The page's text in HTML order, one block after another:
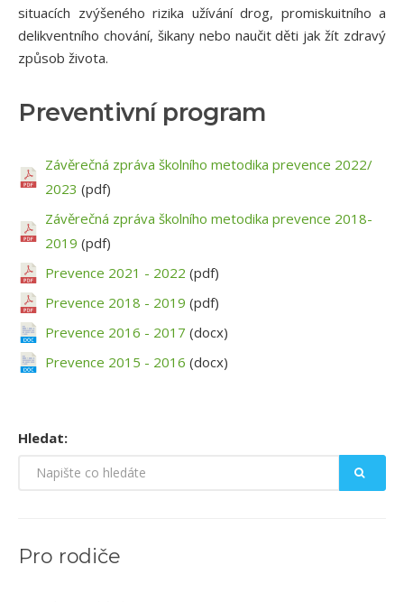
situacích zvýšeného rizika užívání drog, promiskuitního a
delikventního chování, šikany nebo naučit děti jak žít zdravý
způsob života.
Preventivní program
Závěrečná zpráva školního metodika prevence 2022/
2023 (pdf)
Závěrečná zpráva školního metodika prevence 2018-
2019 (pdf)
Prevence 2021 - 2022 (pdf)
Prevence 2018 - 2019 (pdf)
Prevence 2016 - 2017 (docx)
Prevence 2015 - 2016 (docx)
Hledat:
Pro rodiče